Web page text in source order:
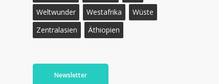
Weltwunder
Westafrika
Wüste
Zentralasien
Äthiopien
Newsletter